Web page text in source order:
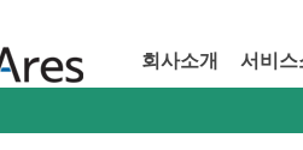
회사소개 서비스